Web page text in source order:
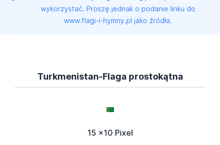
wykorzystać. Proszę jednak o podanie linku do
www.flagi-i-hymny.pl jako źródła.
Turkmenistan-Flaga prostokątna
15 x10 Pixel